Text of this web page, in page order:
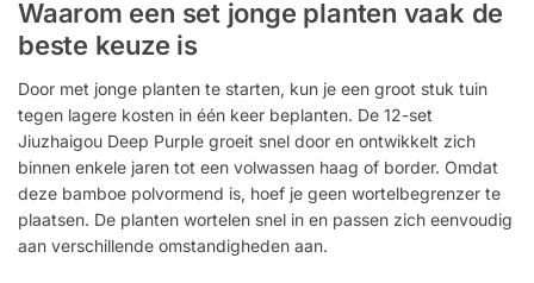
Waarom een set jonge planten vaak de
beste keuze is
Door met jonge planten te starten, kun je een groot stuk tuin
tegen lagere kosten in één keer beplanten. De 12-set
Jiuzhaigou Deep Purple groeit snel door en ontwikkelt zich
binnen enkele jaren tot een volwassen haag of border. Omdat
deze bamboe polvormend is, hoef je geen wortelbegrenzer te
plaatsen. De planten wortelen snel in en passen zich eenvoudig
aan verschillende omstandigheden aan.